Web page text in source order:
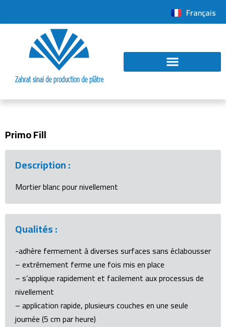
Français
English
Primo Fill
Description :
Mortier blanc pour nivellement
Qualités :
-adhère fermement à diverses surfaces sans éclabousser
– extrêmement ferme une fois mis en place
– s’applique rapidement et facilement aux processus de
nivellement
– application rapide, plusieurs couches en une seule
journée (5 cm par heure)